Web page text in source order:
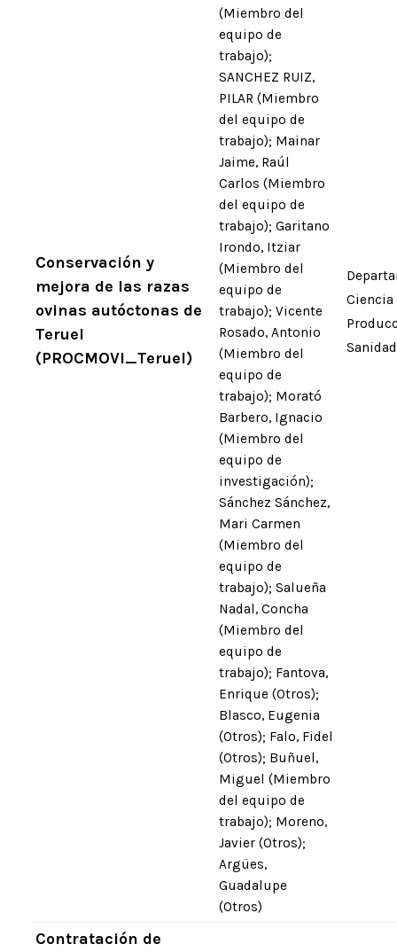
Conservación y
mejora de las razas
ovinas autóctonas de
Teruel
(PROCMOVI_Teruel)
(Miembro del
equipo de
trabajo);
SANCHEZ RUIZ,
PILAR (Miembro
del equipo de
trabajo); Mainar
Jaime, Raúl
Carlos (Miembro
del equipo de
trabajo); Garitano
Irondo, Itziar
(Miembro del
equipo de
trabajo); Vicente
Rosado, Antonio
(Miembro del
equipo de
trabajo); Morató
Barbero, Ignacio
(Miembro del
equipo de
investigación);
Sánchez Sánchez,
Mari Carmen
(Miembro del
equipo de
trabajo); Salueña
Nadal, Concha
(Miembro del
equipo de
trabajo); Fantova,
Enrique (Otros);
Blasco, Eugenia
(Otros); Falo, Fidel
(Otros); Buñuel,
Miguel (Miembro
del equipo de
trabajo); Moreno,
Javier (Otros);
Argües,
Guadalupe
(Otros)
Contratación de